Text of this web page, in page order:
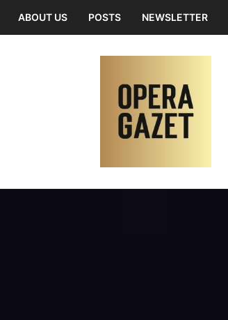
ABOUT US POSTS NEWSLETTER